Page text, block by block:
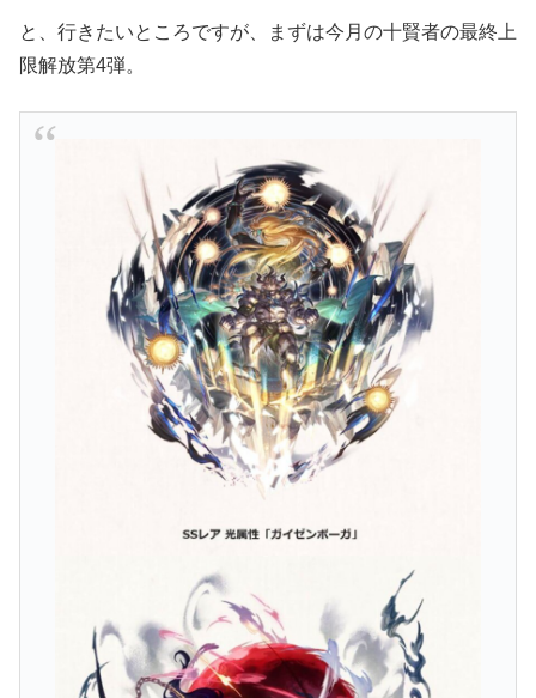
と、行きたいところですが、まずは今月の十賢者の最終上
限解放第4弾。